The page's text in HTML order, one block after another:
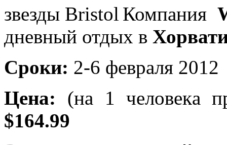
Компания
дневный отдых в
Сроки: 2-6 февраля 2012
Цена: (на 1 человека
$164.99